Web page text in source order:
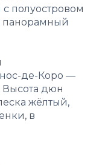
полуостровом
панорамный
де-Коро —
дюн
жёлтый,
в